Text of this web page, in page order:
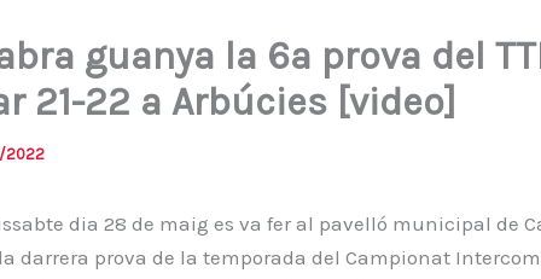
guanya la 6a prova del
21-22 a Arbúcies [video]
2022
dia 28 de maig es va fer al pavelló municipal de
darrera prova de la temporada del Campionat